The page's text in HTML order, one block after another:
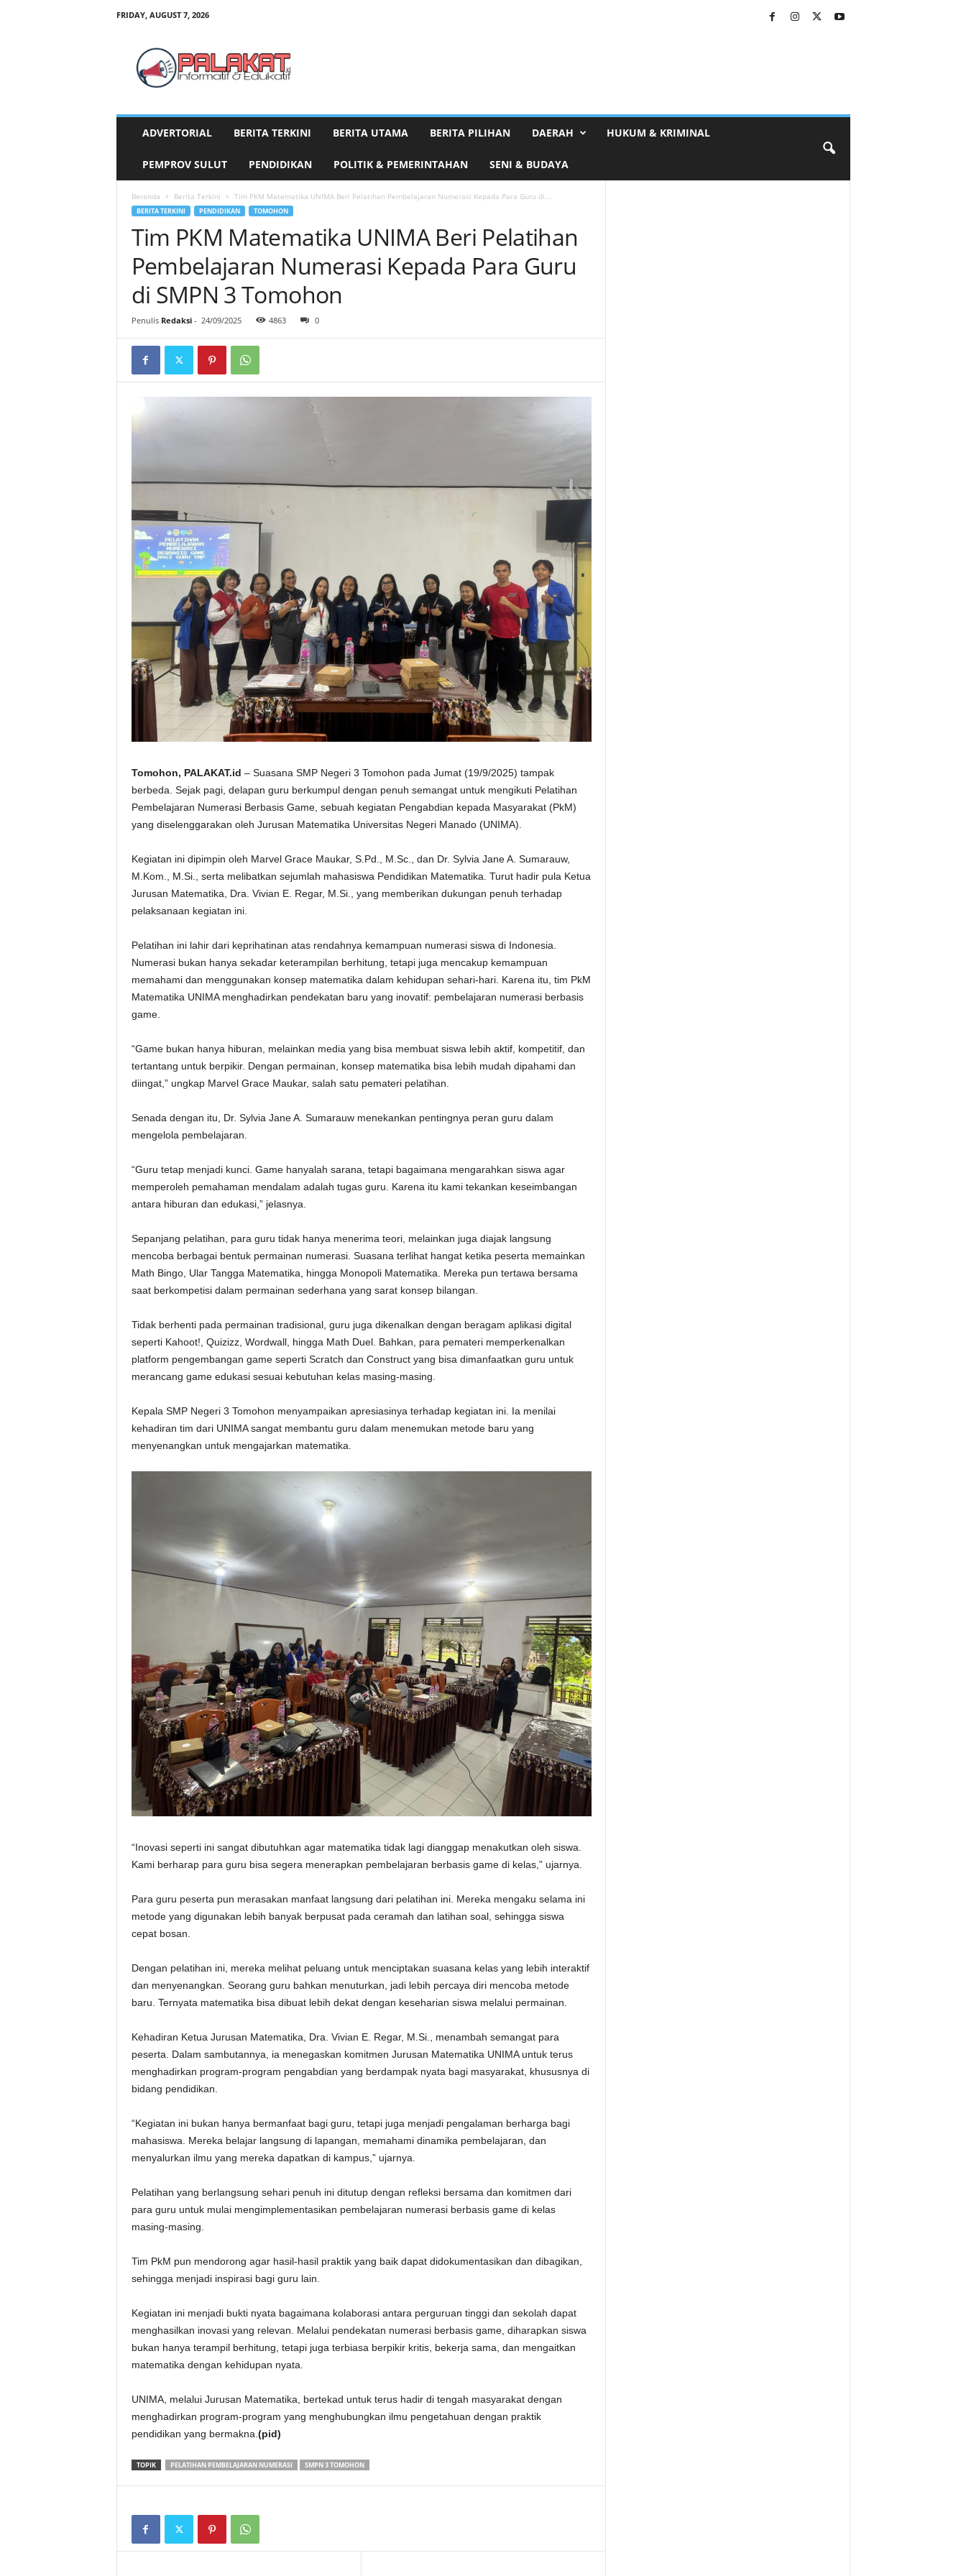
FRIDAY, AUGUST 7, 2026
ADVERTORIAL BERITA TERKINI BERITA UTAMA BERITA PILIHAN DAERAH HUKUM & KRIMINAL
PEMPROV SULUT PENDIDIKAN POLITIK & PEMERINTAHAN SENI & BUDAYA
Beranda Berita Terkini Tim PKM Matematika UNIMA Beri Pelatihan Pembelajaran Numerasi Kepada Para Guru di...
BERITA TERKINI PENDIDIKAN TOMOHON
Tim PKM Matematika UNIMA Beri Pelatihan
Pembelajaran Numerasi Kepada Para Guru
di SMPN 3 Tomohon
Penulis Redaksi- 24/09/2025 4863 0
Tomohon, PALAKAT.id – Suasana SMP Negeri 3 Tomohon pada Jumat (19/9/2025) tampak
berbeda. Sejak pagi, delapan guru berkumpul dengan penuh semangat untuk mengikuti Pelatihan
Pembelajaran Numerasi Berbasis Game, sebuah kegiatan Pengabdian kepada Masyarakat (PkM)
yang diselenggarakan oleh Jurusan Matematika Universitas Negeri Manado (UNIMA).
Kegiatan ini dipimpin oleh Marvel Grace Maukar, S.Pd., M.Sc., dan Dr. Sylvia Jane A. Sumarauw,
M.Kom., M.Si., serta melibatkan sejumlah mahasiswa Pendidikan Matematika. Turut hadir pula Ketua
Jurusan Matematika, Dra. Vivian E. Regar, M.Si., yang memberikan dukungan penuh terhadap
pelaksanaan kegiatan ini.
Pelatihan ini lahir dari keprihatinan atas rendahnya kemampuan numerasi siswa di Indonesia.
Numerasi bukan hanya sekadar keterampilan berhitung, tetapi juga mencakup kemampuan
memahami dan menggunakan konsep matematika dalam kehidupan sehari-hari. Karena itu, tim PkM
Matematika UNIMA menghadirkan pendekatan baru yang inovatif: pembelajaran numerasi berbasis
game.
“Game bukan hanya hiburan, melainkan media yang bisa membuat siswa lebih aktif, kompetitif, dan
tertantang untuk berpikir. Dengan permainan, konsep matematika bisa lebih mudah dipahami dan
diingat,” ungkap Marvel Grace Maukar, salah satu pemateri pelatihan.
Senada dengan itu, Dr. Sylvia Jane A. Sumarauw menekankan pentingnya peran guru dalam
mengelola pembelajaran.
“Guru tetap menjadi kunci. Game hanyalah sarana, tetapi bagaimana mengarahkan siswa agar
memperoleh pemahaman mendalam adalah tugas guru. Karena itu kami tekankan keseimbangan
antara hiburan dan edukasi,” jelasnya.
Sepanjang pelatihan, para guru tidak hanya menerima teori, melainkan juga diajak langsung
mencoba berbagai bentuk permainan numerasi. Suasana terlihat hangat ketika peserta memainkan
Math Bingo, Ular Tangga Matematika, hingga Monopoli Matematika. Mereka pun tertawa bersama
saat berkompetisi dalam permainan sederhana yang sarat konsep bilangan.
Tidak berhenti pada permainan tradisional, guru juga dikenalkan dengan beragam aplikasi digital
seperti Kahoot!, Quizizz, Wordwall, hingga Math Duel. Bahkan, para pemateri memperkenalkan
platform pengembangan game seperti Scratch dan Construct yang bisa dimanfaatkan guru untuk
merancang game edukasi sesuai kebutuhan kelas masing-masing.
Kepala SMP Negeri 3 Tomohon menyampaikan apresiasinya terhadap kegiatan ini. Ia menilai
kehadiran tim dari UNIMA sangat membantu guru dalam menemukan metode baru yang
menyenangkan untuk mengajarkan matematika.
“Inovasi seperti ini sangat dibutuhkan agar matematika tidak lagi dianggap menakutkan oleh siswa.
Kami berharap para guru bisa segera menerapkan pembelajaran berbasis game di kelas,” ujarnya.
Para guru peserta pun merasakan manfaat langsung dari pelatihan ini. Mereka mengaku selama ini
metode yang digunakan lebih banyak berpusat pada ceramah dan latihan soal, sehingga siswa
cepat bosan.
Dengan pelatihan ini, mereka melihat peluang untuk menciptakan suasana kelas yang lebih interaktif
dan menyenangkan. Seorang guru bahkan menuturkan, jadi lebih percaya diri mencoba metode
baru. Ternyata matematika bisa dibuat lebih dekat dengan keseharian siswa melalui permainan.
Kehadiran Ketua Jurusan Matematika, Dra. Vivian E. Regar, M.Si., menambah semangat para
peserta. Dalam sambutannya, ia menegaskan komitmen Jurusan Matematika UNIMA untuk terus
menghadirkan program-program pengabdian yang berdampak nyata bagi masyarakat, khususnya di
bidang pendidikan.
“Kegiatan ini bukan hanya bermanfaat bagi guru, tetapi juga menjadi pengalaman berharga bagi
mahasiswa. Mereka belajar langsung di lapangan, memahami dinamika pembelajaran, dan
menyalurkan ilmu yang mereka dapatkan di kampus,” ujarnya.
Pelatihan yang berlangsung sehari penuh ini ditutup dengan refleksi bersama dan komitmen dari
para guru untuk mulai mengimplementasikan pembelajaran numerasi berbasis game di kelas
masing-masing.
Tim PkM pun mendorong agar hasil-hasil praktik yang baik dapat didokumentasikan dan dibagikan,
sehingga menjadi inspirasi bagi guru lain.
Kegiatan ini menjadi bukti nyata bagaimana kolaborasi antara perguruan tinggi dan sekolah dapat
menghasilkan inovasi yang relevan. Melalui pendekatan numerasi berbasis game, diharapkan siswa
bukan hanya terampil berhitung, tetapi juga terbiasa berpikir kritis, bekerja sama, dan mengaitkan
matematika dengan kehidupan nyata.
UNIMA, melalui Jurusan Matematika, bertekad untuk terus hadir di tengah masyarakat dengan
menghadirkan program-program yang menghubungkan ilmu pengetahuan dengan praktik
pendidikan yang bermakna. (pid)
TOPIK PELATIHAN PEMBELAJARAN NUMERASI SMPN 3 TOMOHON